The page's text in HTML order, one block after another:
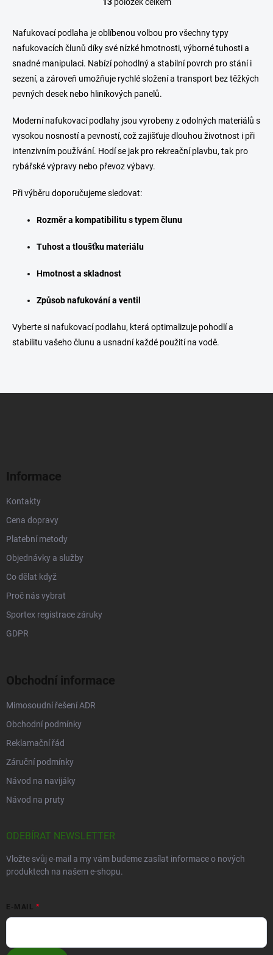
O
l
á
d
a
c
p
v
k
y
v
ý
i
u
Nafukovací podlaha je oblíbenou volbou pro všechny typy
nafukovacích člunů díky své nízké hmotnosti, výborné tuhosti a
snadné manipulaci. Nabízí pohodlný a stabilní povrch pro stání i
sezení, a zároveň umožňuje rychlé složení a transport bez těžkých
pevných desek nebo hliníkových panelů.
Moderní nafukovací podlahy jsou vyrobeny z odolných materiálů s
vysokou nosností a pevností, což zajišťuje dlouhou životnost i při
intenzivním používání. Hodí se jak pro rekreační plavbu, tak pro
rybářské výpravy nebo převoz výbavy.
Při výběru doporučujeme sledovat:
Rozměr a kompatibilitu s typem člunu
Tuhost a tloušťku materiálu
Hmotnost a skladnost
Způsob nafukování a ventil
Vyberte si nafukovací podlahu, která optimalizuje pohodlí a
stabilitu vašeho člunu a usnadní každé použití na vodě.
Informace
Kontakty
Cena dopravy
Platební metody
Objednávky a služby
Co dělat když
Proč nás vybrat
Sportex registrace záruky
GDPR
Obchodní informace
Mimosoudní řešení ADR
Obchodní podmínky
Reklamační řád
Záruční podmínky
Návod na navijáky
Návod na pruty
ODEBÍRAT NEWSLETTER
Vložte svůj e-mail a my vám budeme zasílat informace o nových
produktech na našem e-shopu.
E-MAIL